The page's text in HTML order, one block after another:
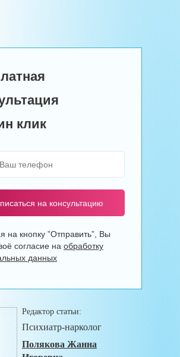
клик
на консультацию
на кнопку ”Отправить”, Вы
согласие на обработку
данных
Редактор статьи:
Психиатр-нарколог
Полякова Жанна